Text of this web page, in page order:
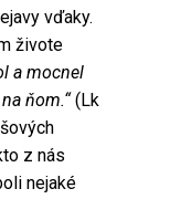
vďaky.
živote
a mocnel
ňom.“ (Lk
z nás
nejaké